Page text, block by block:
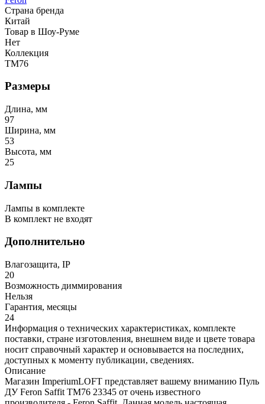
Страна бренда
Китай
Товар в Шоу-Руме
Нет
Коллекция
TM76
Размеры
Длина, мм
97
Ширина, мм
53
Высота, мм
25
Лампы
Лампы в комплекте
В комплект не входят
Дополнительно
Влагозащита, IP
20
Возможность диммирования
Нельзя
Гарантия, месяцы
24
Информация о технических характеристиках, комплекте
поставки, стране изготовления, внешнем виде и цвете товара
носит справочный характер и основывается на последних,
доступных к моменту публикации, сведениях.
Описание
Магазин ImperiumLOFT представляет вашему вниманию Пуль
ДУ Feron Saffit TM76 23345 от очень известного